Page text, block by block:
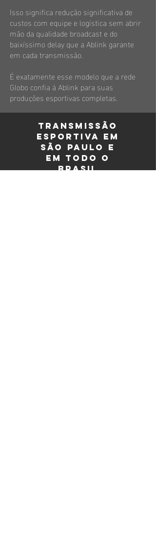
Isso significa redução significativa de
custos com equipe e logística sem abrir
mão da qualidade broadcast e do
baixíssimo delay que a Ablink garante
em cada transmissão.
É exatamente esse modelo que a rede
Globo confia à Ablink para suas
produções esportivas completas.
Transmissão
esportiva em
São Paulo e
em todo o
Brasil